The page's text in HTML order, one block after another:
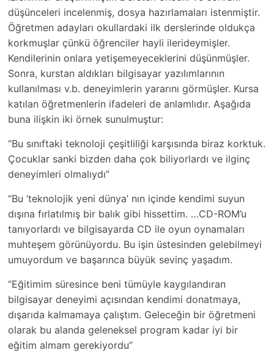
düşünceleri incelenmiş, dosya hazırlamaları istenmiştir.
Öğretmen adayları okullardaki ilk derslerinde oldukça
korkmuşlar çünkü öğrenciler hayli ilerideymişler.
Kendilerinin onlara yetişemeyeceklerini düşünmüşler.
Sonra, kurstan aldıkları bilgisayar yazılımlarının
kullanılması v.b. deneyimlerin yararını görmüşler. Kursa
katılan öğretmenlerin ifadeleri de anlamlıdır. Aşağıda
buna ilişkin iki örnek sunulmuştur:
“Bu sınıftaki teknoloji çeşitliliği karşısında biraz korktuk.
Çocuklar sanki bizden daha çok biliyorlardı ve ilginç
deneyimleri olmalıydı”
“Bu ‘teknolojik yeni dünya’ nın içinde kendimi suyun
dışına fırlatılmış bir balık gibi hissettim. …CD-ROM’u
tanıyorlardı ve bilgisayarda CD ile oyun oynamaları
muhteşem görünüyordu. Bu işin üstesinden gelebilmeyi
umuyordum ve başarınca büyük sevinç yaşadım.
“Eğitimim süresince beni tümüyle kaygılandıran
bilgisayar deneyimi açısından kendimi donatmaya,
dışarıda kalmamaya çalıştım. Geleceğin bir öğretmeni
olarak bu alanda geleneksel program kadar iyi bir
eğitim almam gerekiyordu”